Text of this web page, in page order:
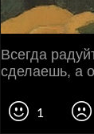
Всегда
сделаешь, а
1